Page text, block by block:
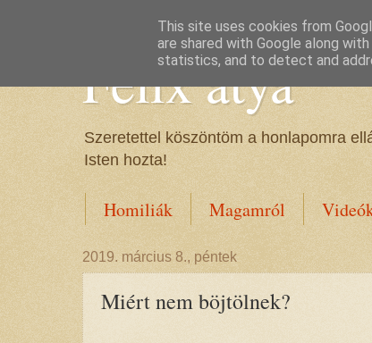
Félix atya
Szeretettel köszöntöm a honlapomra
Isten hozta!
Homiliák Magamról
2019. március 8., péntek
Miért nem böjtölnek?
This site uses cookies from
are shared with Google along
statistics, and to detect and